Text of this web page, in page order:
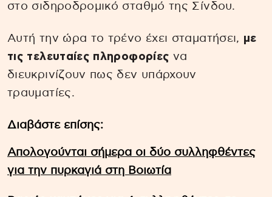
στο σιδηροδρομικό σταθμό της Σίνδου.
Αυτή την ώρα το τρένο έχει σταματήσει, με
τις τελευταίες πληροφορίες να
διευκρινίζουν πως δεν υπάρχουν
τραυματίες.
Διαβάστε επίσης:
Απολογούνται σήμερα οι δύο συλληφθέντες
για την πυρκαγιά στη Βοιωτία